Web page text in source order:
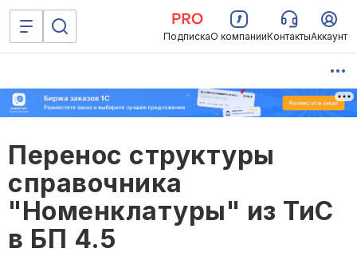
ПодпискаО компанииКонтактыАккаунт
Перенос структуры
справочника
"Номенклатуры" из ТиС
в БП 4.5